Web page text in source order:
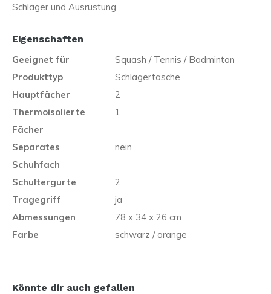
Schläger und Ausrüstung.
Eigenschaften
Geeignet für
Squash / Tennis / Badminton
Produkttyp
Schlägertasche
Hauptfächer
2
Thermoisolierte
Fächer
1
Separates
Schuhfach
nein
Schultergurte
2
Tragegriff
ja
Abmessungen
78 x 34 x 26 cm
Farbe
schwarz / orange
Könnte dir auch gefallen